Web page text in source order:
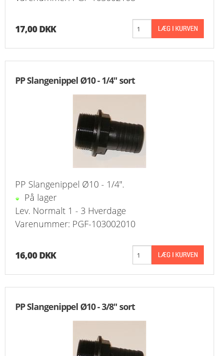
17,00 DKK
PP Slangenippel Ø10 - 1/4" sort
PP Slangenippel Ø10 - 1/4".
På lager
Lev. Normalt 1 - 3 Hverdage
Varenummer: PGF-103002010
16,00 DKK
PP Slangenippel Ø10 - 3/8" sort